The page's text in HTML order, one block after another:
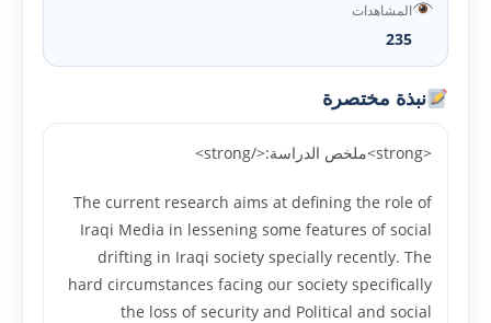
المشاهدات
235
نبذة مختصرة
<strong>ملخص الدراسة:</strong>
The current research aims at defining the role of
Iraqi Media in lessening some features of social
drifting in Iraqi society specially recently. The
hard circumstances facing our society specifically
the loss of security and Political and social